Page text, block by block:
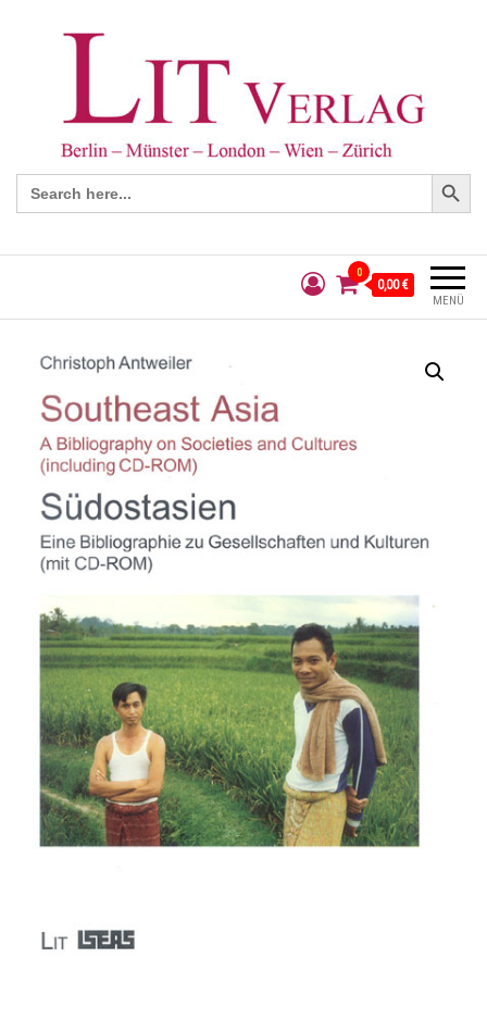
Search
for:
Search Button
MENÜ
0
0,00 €